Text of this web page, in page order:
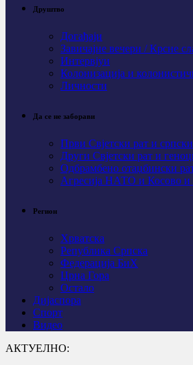
Друштво
Догађаји
Завичајне вечери / Крсне
Интервјуи
Колонизација и
Личности
Да се не заборави
Први Свјeтски рат и
Други Свјетски рат и
Одбрамбено отаџбински
Агресија НАТО и Косово и
Регион
Хрватска
Република Српска
Федерација БиХ
Црна Гора
Остало
Дијаспора
Спорт
Видео
АКТУЕЛНО: